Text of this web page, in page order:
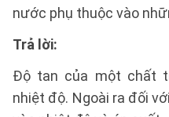
nước phụ thuộc vào
Trả lời:
Độ tan của một chất
nhiệt độ. Ngoài ra đối